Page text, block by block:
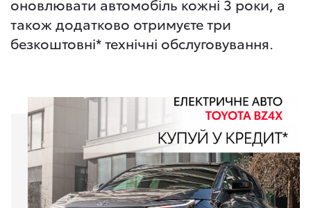
оновлювати автомобіль кожні 3 роки, а
також додатково отримуєте три
безкоштовні* технічні обслуговування.